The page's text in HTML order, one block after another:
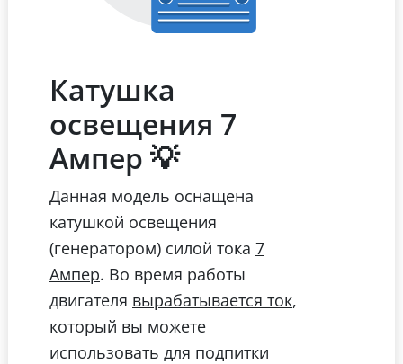
Катушка
освещения 7
Ампер 💡
Данная модель оснащена
катушкой освещения
(генератором) силой тока 7
Ампер. Во время работы
двигателя вырабатывается ток,
который вы можете
использовать для подпитки